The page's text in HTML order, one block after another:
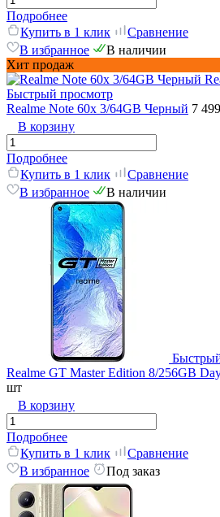
Подробнее
Купить в 1 клик
Сравнение
В избранное
В наличии
Хит продаж
Быстрый просмотр
Realme Note 60x 3/64GB Черный 7
В корзину
Подробнее
Купить в 1 клик
Сравнение
В избранное
В наличии
Realme GT Master Edition 8/256GB
шт
В корзину
Подробнее
Купить в 1 клик
Сравнение
В избранное
Под заказ